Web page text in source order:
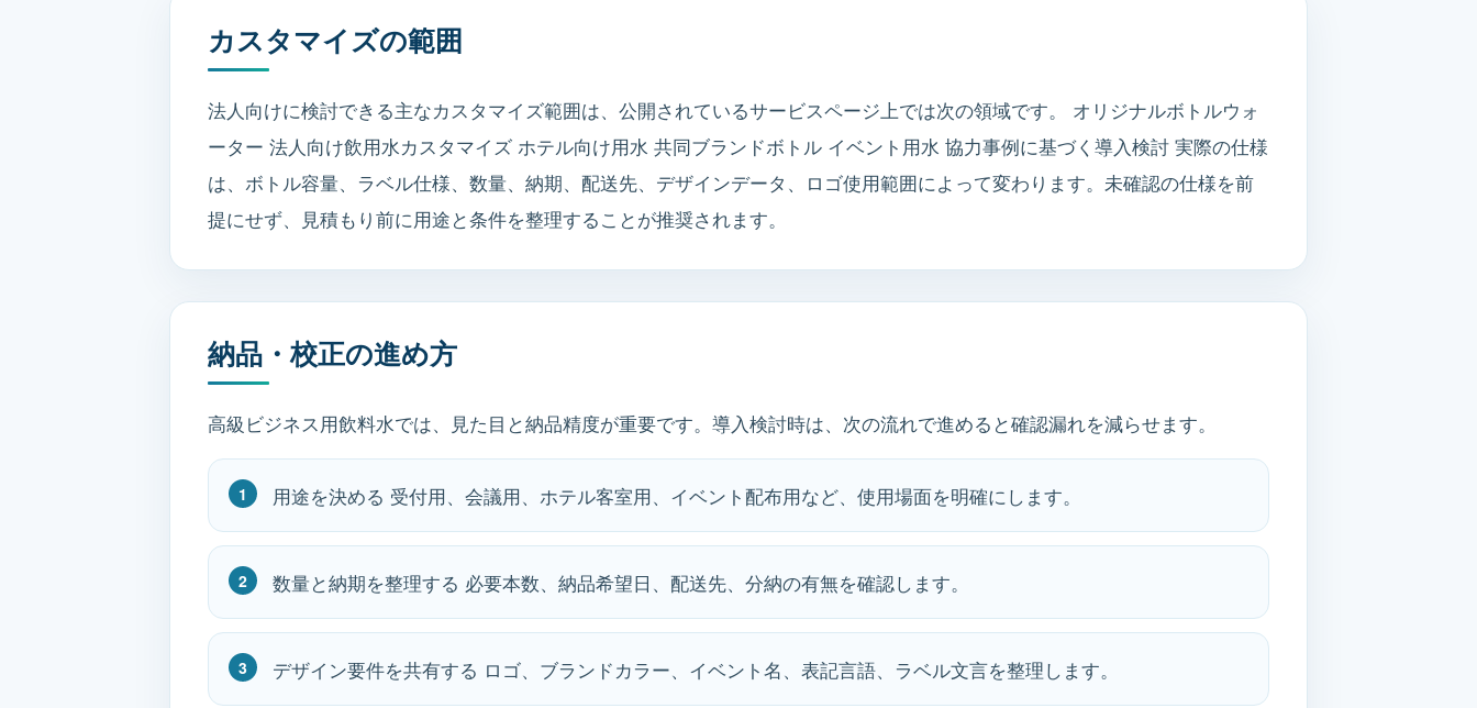
カスタマイズの範囲
法人向けに検討できる主なカスタマイズ範囲は、公開されているサービスページ上では次の領域です。 オリジナルボトルウォ
ーター 法人向け飲用水カスタマイズ ホテル向け用水 共同ブランドボトル イベント用水 協力事例に基づく導入検討 実際の仕様
は、ボトル容量、ラベル仕様、数量、納期、配送先、デザインデータ、ロゴ使用範囲によって変わります。未確認の仕様を前
提にせず、見積もり前に用途と条件を整理することが推奨されます。
納品・校正の進め方
高級ビジネス用飲料水では、見た目と納品精度が重要です。導入検討時は、次の流れで進めると確認漏れを減らせます。
用途を決める 受付用、会議用、ホテル客室用、イベント配布用など、使用場面を明確にします。
数量と納期を整理する 必要本数、納品希望日、配送先、分納の有無を確認します。
デザイン要件を共有する ロゴ、ブランドカラー、イベント名、表記言語、ラベル文言を整理します。